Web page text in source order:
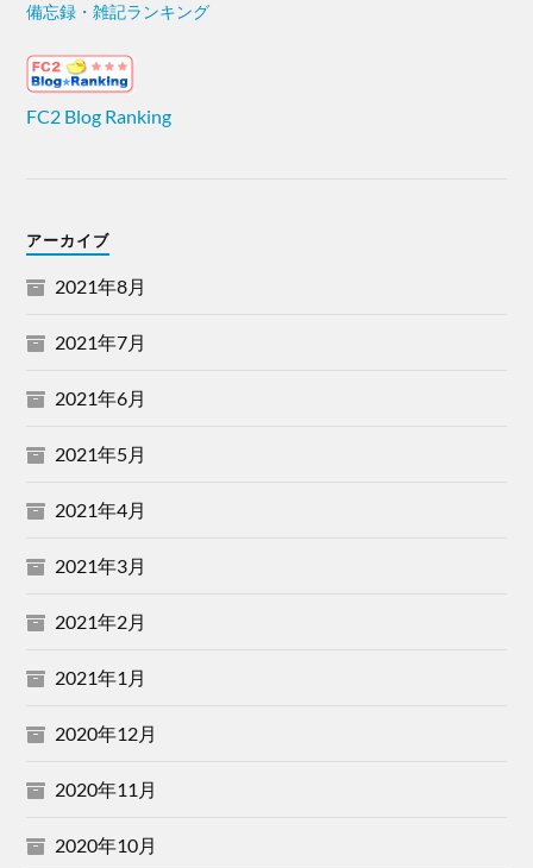
備忘録・雑記ランキング
FC2 Blog Ranking
アーカイブ
2021年8月
2021年7月
2021年6月
2021年5月
2021年4月
2021年3月
2021年2月
2021年1月
2020年12月
2020年11月
2020年10月